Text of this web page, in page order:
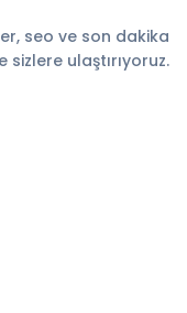
seo ve son dakika
sizlere ulaştırıyoruz.